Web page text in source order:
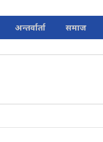
अन्तर्वार्ता समाज